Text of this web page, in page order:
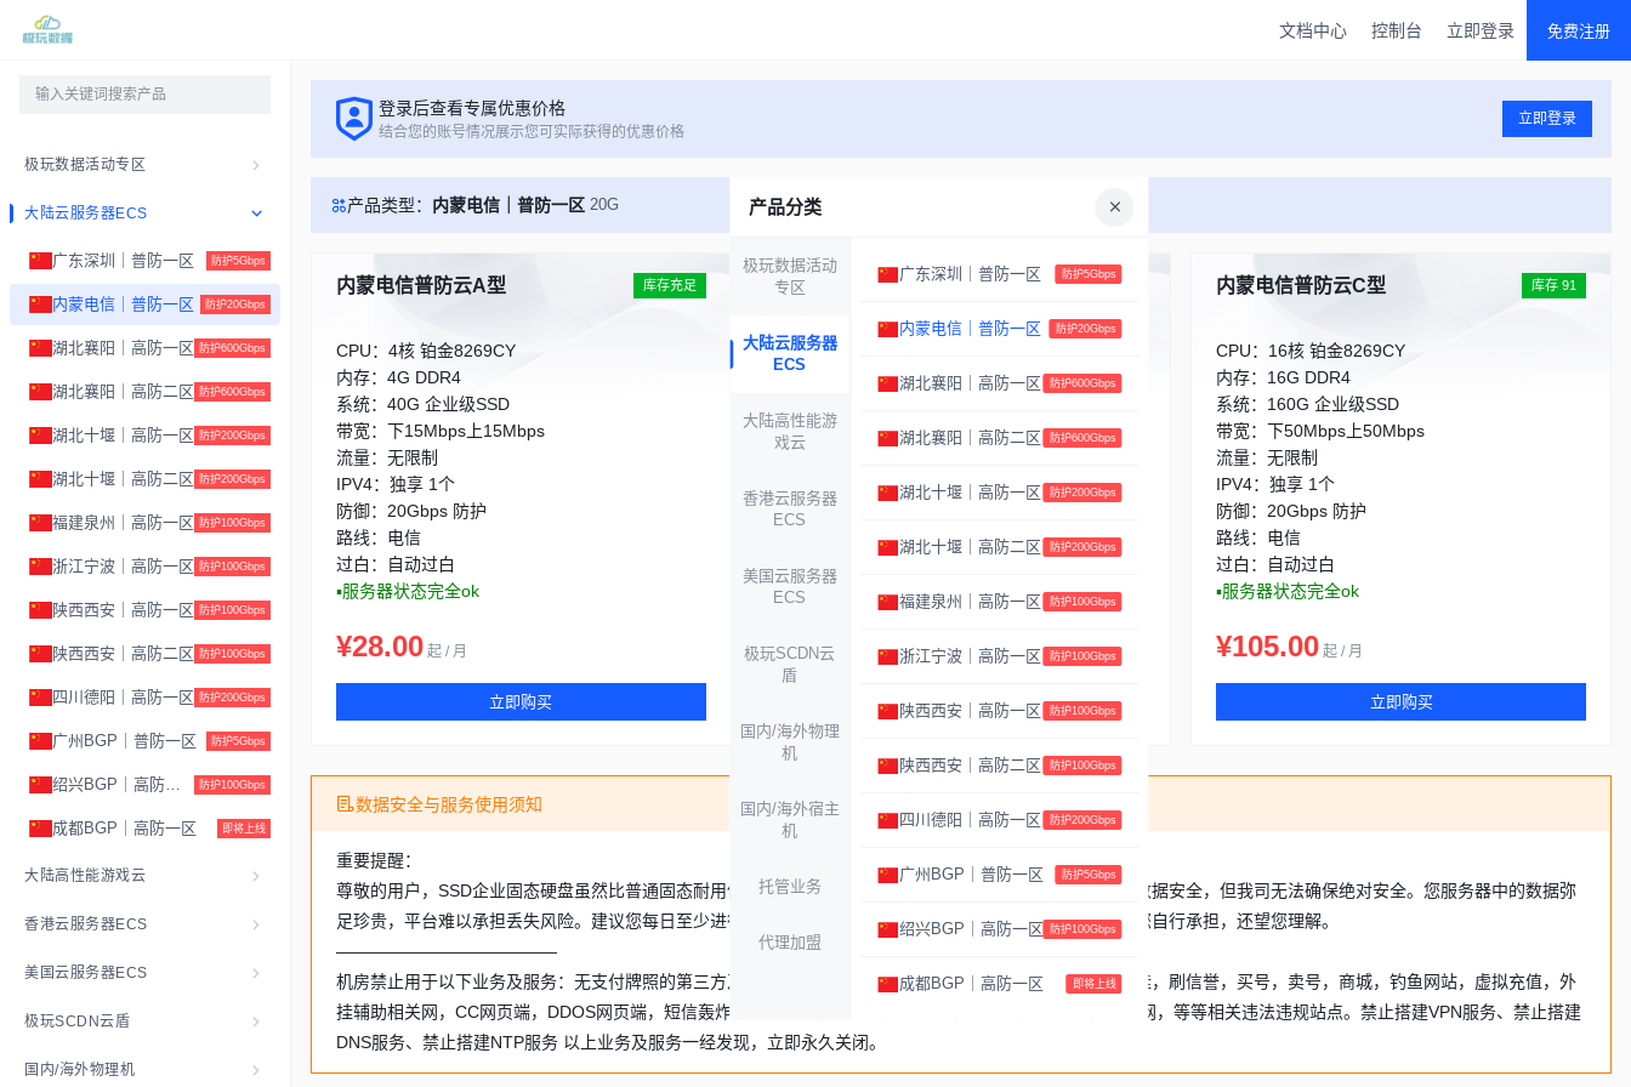
文档中心 控制台 立即登录 免费注册
极玩数据活动专区
大陆云服务器ECS
广东深圳｜普防一区 防护5Gbps
内蒙电信｜普防一区 防护20Gbps
湖北襄阳｜高防一区 防护600Gbps
湖北襄阳｜高防二区 防护600Gbps
湖北十堰｜高防一区 防护200Gbps
湖北十堰｜高防二区 防护200Gbps
福建泉州｜高防一区 防护100Gbps
浙江宁波｜高防一区 防护100Gbps
陕西西安｜高防一区 防护100Gbps
陕西西安｜高防二区 防护100Gbps
四川德阳｜高防一区 防护200Gbps
广州BGP｜普防一区 防护5Gbps
绍兴BGP｜高防一区 防护100Gbps
成都BGP｜高防一区 即将上线
大陆高性能游戏云
香港云服务器ECS
美国云服务器ECS
极玩SCDN云盾
国内/海外物理机
登录后查看专属优惠价格
结合您的账号情况展示您可实际获得的优惠价格
立即登录
产品分类
极玩数据活动
专区
大陆云服务器
ECS
大陆高性能游
戏云
香港云服务器
ECS
美国云服务器
ECS
极玩SCDN云
盾
国内/海外物理
机
国内/海外宿主
机
托管业务
代理加盟
广东深圳｜普防一区 防护5Gbps
内蒙电信｜普防一区 防护20Gbps
湖北襄阳｜高防一区 防护600Gbps
湖北襄阳｜高防二区 防护600Gbps
湖北十堰｜高防一区 防护200Gbps
湖北十堰｜高防二区 防护200Gbps
福建泉州｜高防一区 防护100Gbps
浙江宁波｜高防一区 防护100Gbps
陕西西安｜高防一区 防护100Gbps
陕西西安｜高防二区 防护100Gbps
四川德阳｜高防一区 防护200Gbps
广州BGP｜普防一区 防护5Gbps
绍兴BGP｜高防一区 防护100Gbps
成都BGP｜高防一区 即将上线
产品类型： 内蒙电信｜普防一区 20G
内蒙电信普防云A型 库存充足
CPU：4核 铂金8269CY
内存：4G DDR4
系统：40G 企业级SSD
带宽：下15Mbps上15Mbps
流量：无限制
IPV4：独享 1个
防御：20Gbps 防护
路线：电信
过白：自动过白
▪服务器状态完全ok
¥28.00 起 / 月
立即购买
内蒙电信普防云B型 库存 218
CPU：8核 铂金8269CY
内存：8G DDR4
带宽：下30Mbps上30Mbps
IPV4：独享 1个
防御：20Gbps 防护
过白：自动过白
▪服务器状态完全ok
¥50.00 起 / 月
立即购买
内蒙电信普防云C型 库存 91
CPU：16核 铂金8269CY
内存：16G DDR4
系统：160G 企业级SSD
带宽：下50Mbps上50Mbps
流量：无限制
IPV4：独享 1个
防御：20Gbps 防护
路线：电信
过白：自动过白
▪服务器状态完全ok
¥105.00 起 / 月
立即购买
数据安全与服务使用须知
重要提醒：
尊敬的用户，SSD企业固态硬盘虽然比普通固态耐用但是安全我们无法保障一直无问题，我司将尽可能保障数据安全，但我司无法确保绝对安全。您服务器中的数据弥
足珍贵，平台难以承担丢失风险。建议您每日至少进行一次异地备份，若因意外导致数据丢失，相关风险需您自行承担，还望您理解。
—————————————
机房禁止用于以下业务及服务：无支付牌照的第三方及第四方支付，易支付，发卡，卡盟，影视，代刷，代挂，刷信誉，买号，卖号，商城，钓鱼网站，虚拟充值，外
挂辅助相关网，CC网页端，DDOS网页端，短信轰炸，赌博网站，云免网，诈骗网，赌博网，色情网，小说网，等等相关违法违规站点。禁止搭建VPN服务、禁止搭建
DNS服务、禁止搭建NTP服务 以上业务及服务一经发现，立即永久关闭。